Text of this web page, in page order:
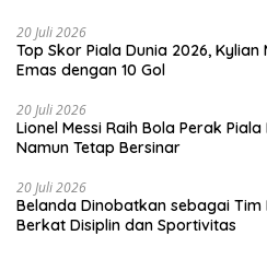
20 Juli 2026
Top Skor Piala Dunia 2026,
Emas dengan 10 Gol
20 Juli 2026
Lionel Messi Raih Bola Perak
Namun Tetap Bersinar
20 Juli 2026
Belanda Dinobatkan sebagai Tim
Berkat Disiplin dan Sportivitas